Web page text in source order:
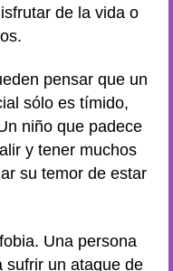
de la vida o
pensar que un
sólo es tímido,
niño que padece
y tener muchos
su temor de estar
Una persona
sufrir un ataque de